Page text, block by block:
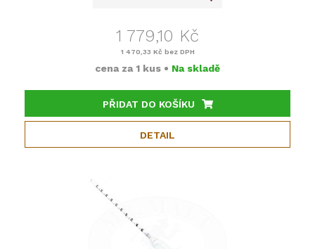
1 779,10 Kč
1 470,33 Kč bez DPH
cena za 1 kus • Na skladě
PŘIDAT DO KOŠÍKU
DETAIL